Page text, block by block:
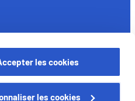
les cookies
les cookies